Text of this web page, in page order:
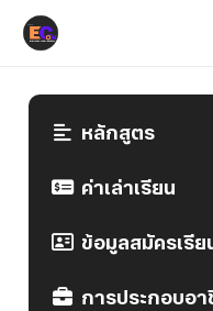
หลักสูตร
ค่าเล่าเรียน
ข้อมูลสมัครเรีย
การประกอบอ